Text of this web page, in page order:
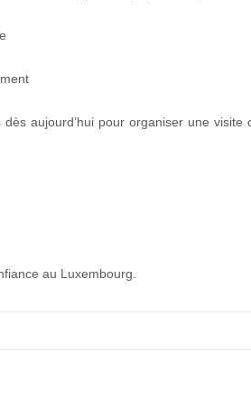
aujourd’hui pour organiser une visite
au Luxembourg.